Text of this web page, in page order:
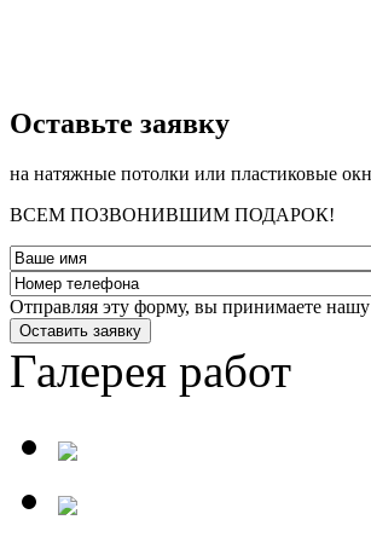
­Оставьте заявку
на натяжные потолки или пластиковые
ВСЕМ ПОЗВОНИВШИМ ПОДАРОК!
Отправляя эту форму, вы принимаете
Оставить заявку
Галерея работ